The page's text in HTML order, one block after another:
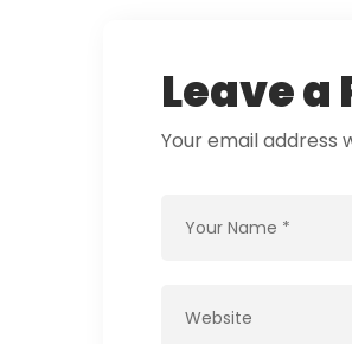
Leave a
Your email address